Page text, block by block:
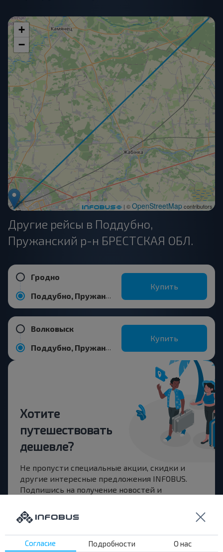
+
−
| ©OpenStreetMapcontributors
Другие рейсы в Поддубно,
Пружанский р-н БРЕСТСКАЯ ОБЛ.
Гродно
Поддубно, Пружанский р-н БРЕСТСКАЯ ОБЛ.
Купить
Волковыск
Поддубно, Пружанский р-н БРЕСТСКАЯ ОБЛ.
Купить
Хотите
путешествовать
дешевле?
Не пропусти специальные акции, скидки и
другие интересные предложения INFOBUS.
Подпишись на получение новостей и
Согласие Подробности О нас